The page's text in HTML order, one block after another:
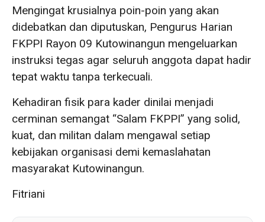
Mengingat krusialnya poin-poin yang akan
didebatkan dan diputuskan, Pengurus Harian
FKPPI Rayon 09 Kutowinangun mengeluarkan
instruksi tegas agar seluruh anggota dapat hadir
tepat waktu tanpa terkecuali.
Kehadiran fisik para kader dinilai menjadi
cerminan semangat “Salam FKPPI” yang solid,
kuat, dan militan dalam mengawal setiap
kebijakan organisasi demi kemaslahatan
masyarakat Kutowinangun.
Fitriani